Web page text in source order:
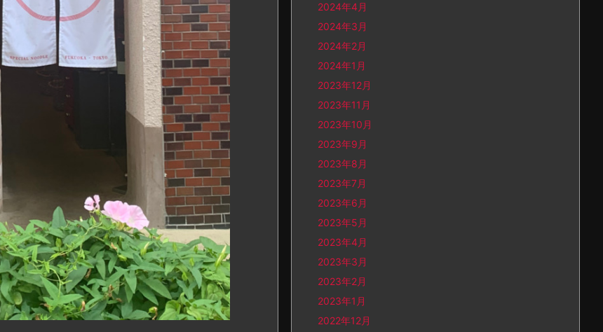
2024年4月
2024年3月
2024年2月
2024年1月
2023年12月
2023年11月
2023年10月
2023年9月
2023年8月
2023年7月
2023年6月
2023年5月
2023年4月
2023年3月
2023年2月
2023年1月
2022年12月